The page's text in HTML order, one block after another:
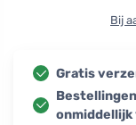
Bij
Gratis